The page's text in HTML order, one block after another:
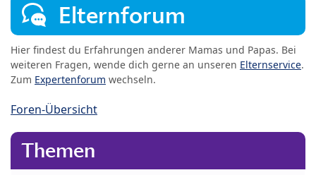
Elternforum
Hier findest du Erfahrungen anderer Mamas und Papas. Bei
weiteren Fragen, wende dich gerne an unseren Elternservice.
Zum Expertenforum wechseln.
Foren-Übersicht
Themen